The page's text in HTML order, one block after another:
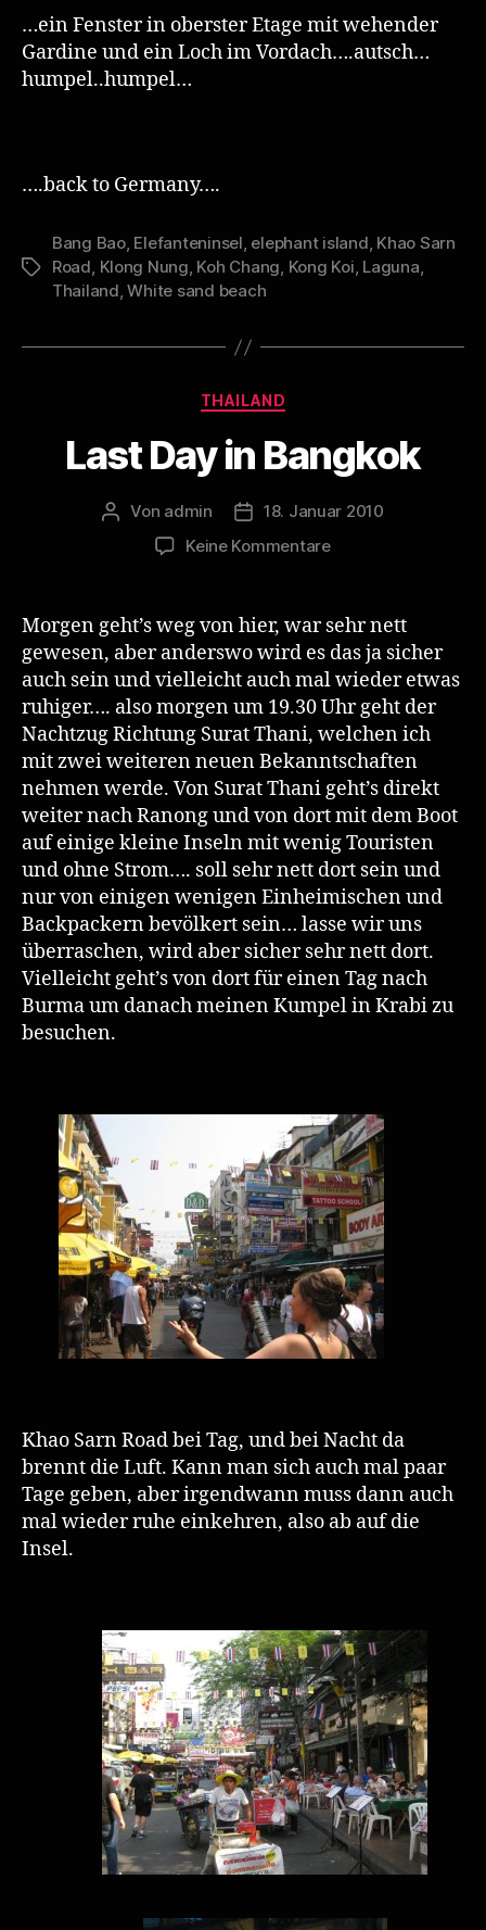
…ein Fenster in oberster Etage mit wehender
Gardine und ein Loch im Vordach….autsch…
humpel..humpel…
….back to Germany….
Schlagwörter
Bang Bao, Elefanteninsel, elephant island, Khao Sarn
Road, Klong Nung, Koh Chang, Kong Koi, Laguna,
Thailand,White sand beach
Kategorien
THAILAND
Last Day in Bangkok
Beitragsautor
Von admin Veröffentlichungsdatum
18. Januar 2010
Keine Kommentarezu
Bangkok
Morgen geht’s weg von hier, war sehr nett
gewesen, aber anderswo wird es das ja sicher
auch sein und vielleicht auch mal wieder etwas
ruhiger…. also morgen um 19.30 Uhr geht der
Nachtzug Richtung Surat Thani, welchen ich
mit zwei weiteren neuen Bekanntschaften
nehmen werde. Von Surat Thani geht’s direkt
weiter nach Ranong und von dort mit dem Boot
auf einige kleine Inseln mit wenig Touristen
und ohne Strom…. soll sehr nett dort sein und
nur von einigen wenigen Einheimischen und
Backpackern bevölkert sein… lasse wir uns
überraschen, wird aber sicher sehr nett dort.
Vielleicht geht’s von dort für einen Tag nach
Burma um danach meinen Kumpel in Krabi zu
besuchen.
Khao Sarn Road bei Tag, und bei Nacht da
brennt die Luft. Kann man sich auch mal paar
Tage geben, aber irgendwann muss dann auch
mal wieder ruhe einkehren, also ab auf die
Insel.